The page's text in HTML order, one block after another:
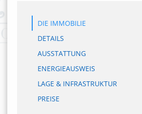
DIE IMMOBILIE
DETAILS
AUSSTATTUNG
ENERGIEAUSWEIS
LAGE & INFRASTRUKTUR
PREISE